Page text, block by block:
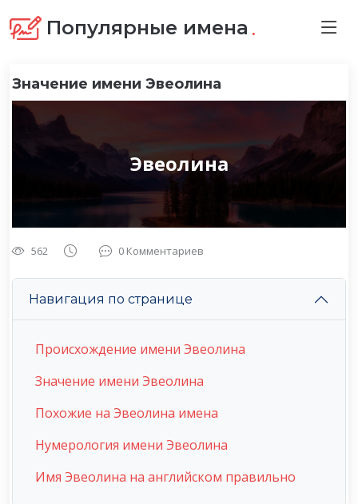
Популярные имена .
Значение имени Эвеолина
Эвеолина
562 0 Комментариев
Навигация по странице
Происхождение имени Эвеолина
Значение имени Эвеолина
Похожие на Эвеолина имена
Нумерология имени Эвеолина
Имя Эвеолина на английском правильно